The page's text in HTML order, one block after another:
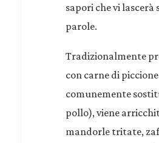
sapori che vi lascerà
parole.
Tradizionalmente
con carne di
comunemente
pollo), viene
mandorle tritate,